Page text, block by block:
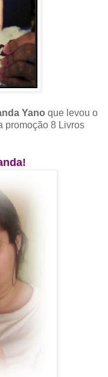
Yano que levou o
promoção 8 Livros